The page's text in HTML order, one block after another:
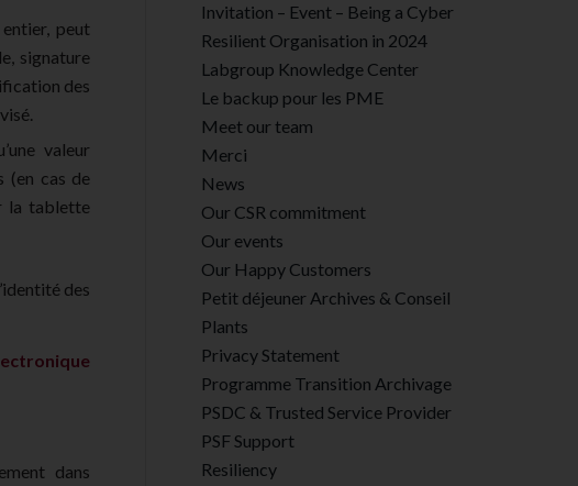
entier, peut
signature
des
valeur
(en cas de
la tablette
des
dans
Invitation – Event – Being a Cyber
Resilient Organisation in 2024
Labgroup Knowledge Center
Le backup pour les PME
Meet our team
Merci
News
Our CSR commitment
Our events
Our Happy Customers
Petit déjeuner Archives & Conseil
Plants
Privacy Statement
Programme Transition Archivage
PSDC & Trusted Service Provider
PSF Support
Resiliency